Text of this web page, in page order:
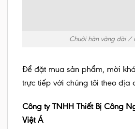
Chuôi hàn vàng dài /
Để đặt mua sản phẩm, mời
trực tiếp với chúng tôi theo địa
Công ty TNHH Thiết Bị Công
Việt Á